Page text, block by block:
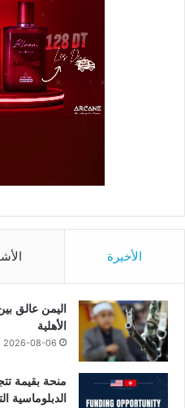
الأخيرة
اليمن عالق
الأهلية
2026-08-06
الدبلوماسية